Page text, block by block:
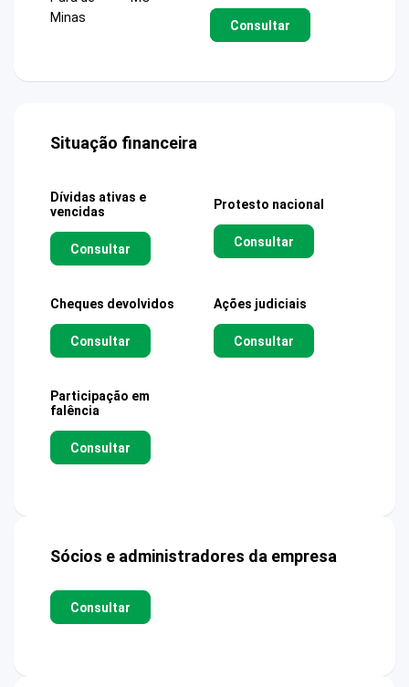
Minas
Consultar
Situação financeira
Dívidas ativas e
vencidas
Consultar
Protesto nacional
Consultar
Cheques devolvidos
Consultar
Ações judiciais
Consultar
Participação em
falência
Consultar
Sócios e administradores da empresa
Consultar